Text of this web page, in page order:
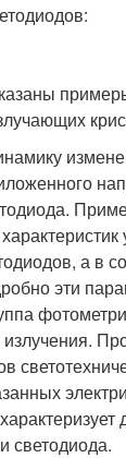
а в
эти
излучения.
светодиода.